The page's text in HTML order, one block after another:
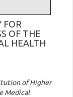
FOR
OF THE
HEALTH
of Higher
Medical